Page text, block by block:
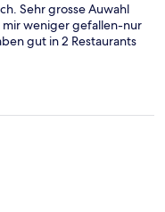
Sehr grosse Auwahl
weniger gefallen-nur
gut in 2 Restaurants